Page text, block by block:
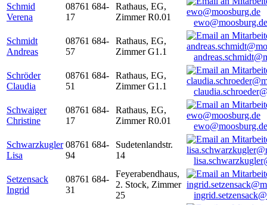
Schmid
Verena
08761 684-
17
Rathaus, EG,
Zimmer R0.01
ewo@moosburg.de
Schmidt
Andreas
08761 684-
57
Rathaus, EG,
Zimmer G1.1
Schröder
Claudia
08761 684-
51
Rathaus, EG,
Zimmer G1.1
Schwaiger
Christine
08761 684-
17
Rathaus, EG,
Zimmer R0.01
ewo@moosburg.de
Schwarzkugler
Lisa
08761 684-
94
Sudetenlandstr.
14
Setzensack
Ingrid
08761 684-
31
Feyerabendhaus,
2. Stock, Zimmer
25